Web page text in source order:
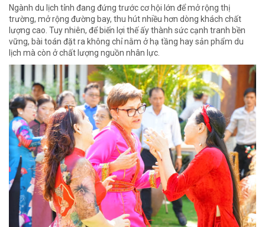
Ngành du lịch tỉnh đang đứng trước cơ hội lớn để mở rộng thị
trường, mở rộng đường bay, thu hút nhiều hơn dòng khách chất
lượng cao. Tuy nhiên, để biến lợi thế ấy thành sức cạnh tranh bền
vững, bài toán đặt ra không chỉ nằm ở hạ tầng hay sản phẩm du
lịch mà còn ở chất lượng nguồn nhân lực.